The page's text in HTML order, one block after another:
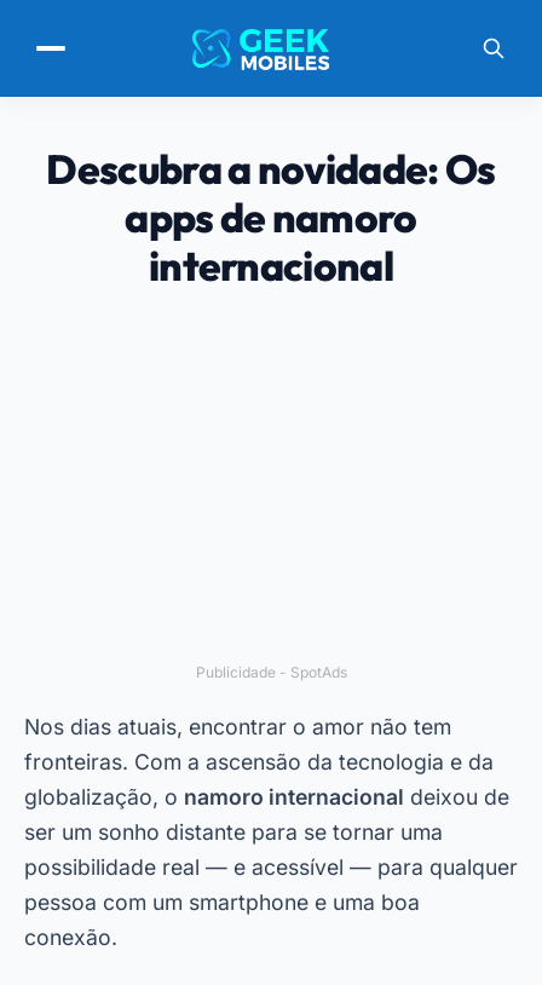
Descubra a novidade: Os
apps de namoro
internacional
Publicidade - SpotAds
Nos dias atuais, encontrar o amor não tem
fronteiras. Com a ascensão da tecnologia e da
globalização, o namoro internacional deixou de
ser um sonho distante para se tornar uma
possibilidade real — e acessível — para qualquer
pessoa com um smartphone e uma boa
conexão.